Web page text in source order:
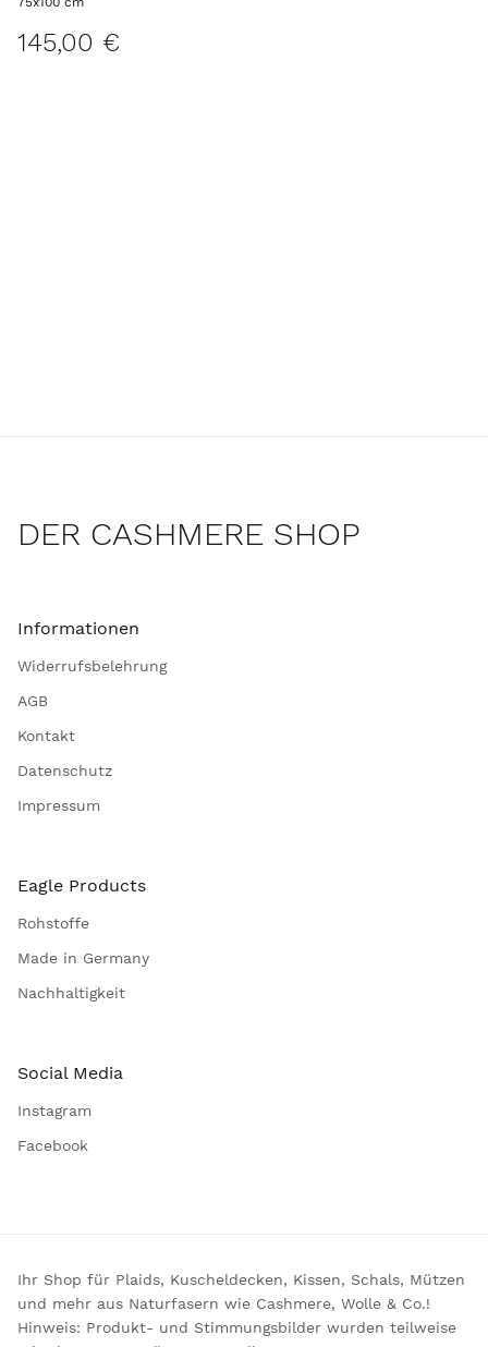
145,00 €
DER CASHMERE SHOP
Informationen
Widerrufsbelehrung
AGB
Kontakt
Datenschutz
Impressum
Eagle Products
Rohstoffe
Made in Germany
Nachhaltigkeit
Social Media
Instagram
Facebook
Ihr Shop für Plaids, Kuscheldecken, Kissen, Schals, Mützen
und mehr aus Naturfasern wie Cashmere, Wolle & Co.!
Hinweis: Produkt- und Stimmungsbilder wurden teilweise